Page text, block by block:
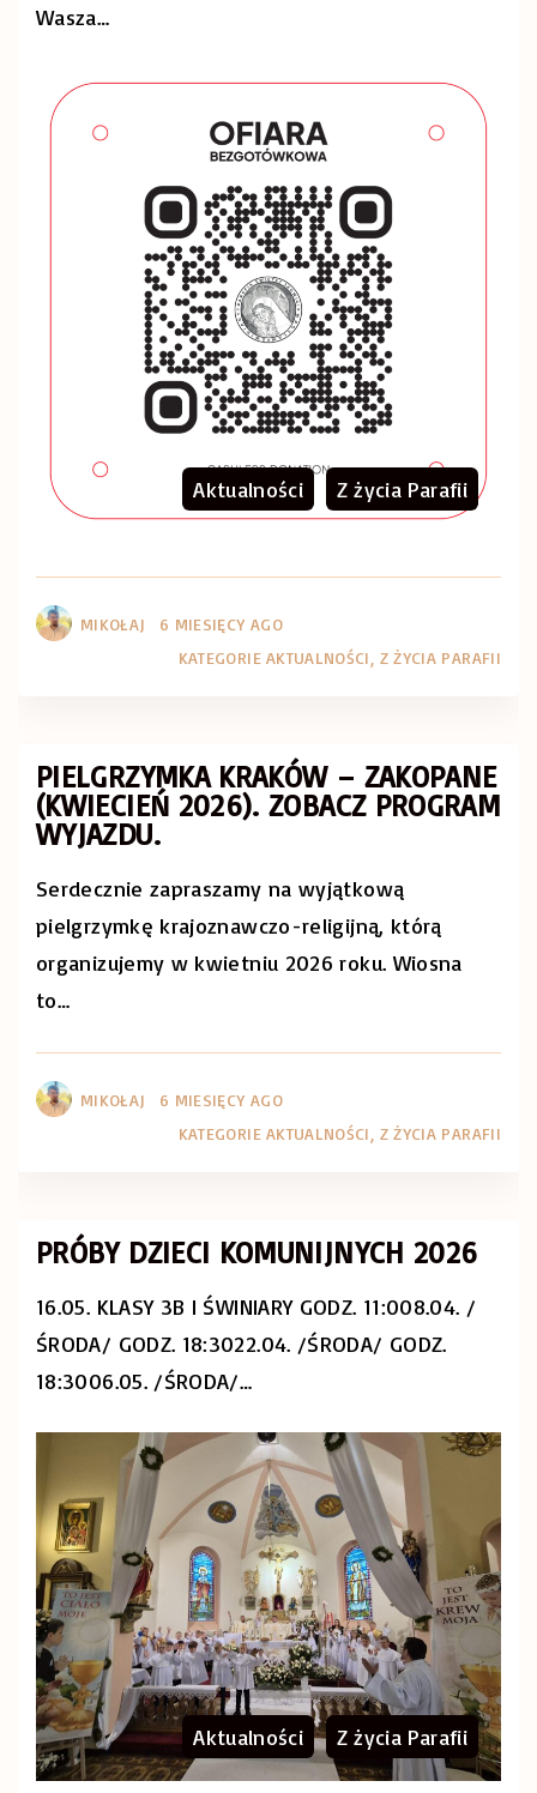
Wasza…
Aktualności Z życia Parafii
MIKOŁAJ
6 MIESIĘCY AGO
KATEGORIE AKTUALNOŚCI Z ŻYCIA PARAFII
PIELGRZYMKA KRAKÓW – ZAKOPANE
(KWIECIEŃ 2026). ZOBACZ PROGRAM
WYJAZDU.
Serdecznie zapraszamy na wyjątkową
pielgrzymkę krajoznawczo-religijną, którą
organizujemy w kwietniu 2026 roku. Wiosna
to…
MIKOŁAJ
6 MIESIĘCY AGO
KATEGORIE AKTUALNOŚCI Z ŻYCIA PARAFII
PRÓBY DZIECI KOMUNIJNYCH 2026
16.05. KLASY 3B I ŚWINIARY GODZ. 11:008.04. /
ŚRODA/ GODZ. 18:3022.04. /ŚRODA/ GODZ.
18:3006.05. /ŚRODA/…
Aktualności Z życia Parafii